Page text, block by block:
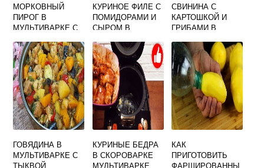
МОРКОВНЫЙ
ПИРОГ В
МУЛЬТИВАРКЕ С
ОРЕХАМИ
КУРИНОЕ ФИЛЕ С
ПОМИДОРАМИ И
СЫРОМ В
СВИНИНА С
КАРТОШКОЙ И
ГРИБАМИ В
РЕДМОНД
РЕЦЕПТЫ
ГОВЯДИНА В
МУЛЬТИВАРКЕ С
ТЫКВОЙ
КУРИНЫЕ БЕДРА
В СКОРОВАРКЕ
МУЛЬТИВАРКЕ
КАК
ПРИГОТОВИТЬ
ФАРШИРОВАННЫ